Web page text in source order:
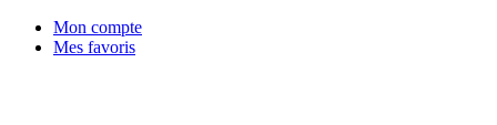
Mon compte
Mes favoris